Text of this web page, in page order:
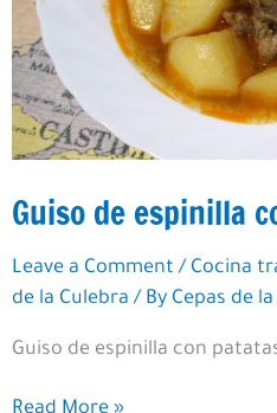
Guiso de espinilla
Leave a Comment / Cocina
de la Culebra / By Cepas de
Guiso de espinilla con